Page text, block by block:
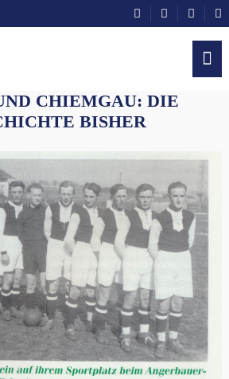
CHIEMGAU: DIE
BISHER